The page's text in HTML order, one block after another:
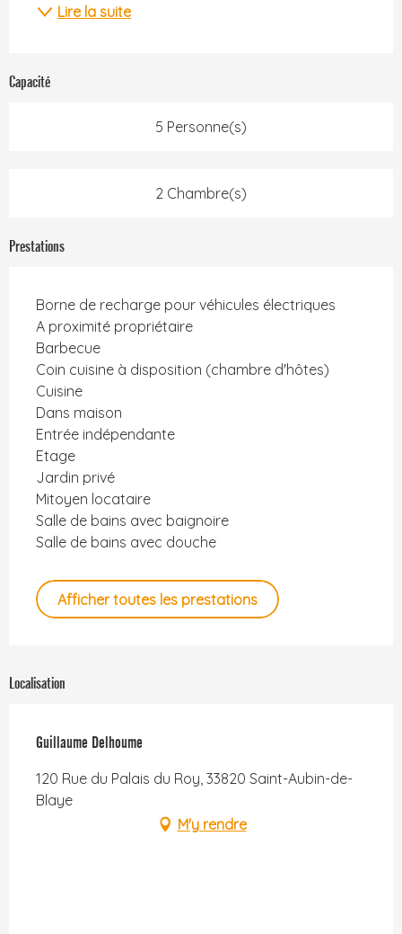
Lire la suite
Capacité
5 Personne(s)
2 Chambre(s)
Prestations
Borne de recharge pour véhicules électriques
A proximité propriétaire
Barbecue
Coin cuisine à disposition (chambre d'hôtes)
Cuisine
Dans maison
Entrée indépendante
Etage
Jardin privé
Mitoyen locataire
Salle de bains avec baignoire
Salle de bains avec douche
Afficher toutes les prestations
Localisation
Guillaume Delhoume
120 Rue du Palais du Roy, 33820 Saint-Aubin-de-
Blaye
M'y rendre